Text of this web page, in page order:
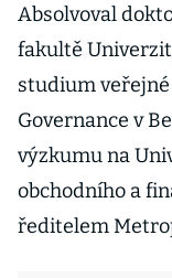
Absolvoval
fakultě
studium
Governance v
výzkumu na
obchodního a
ředitelem